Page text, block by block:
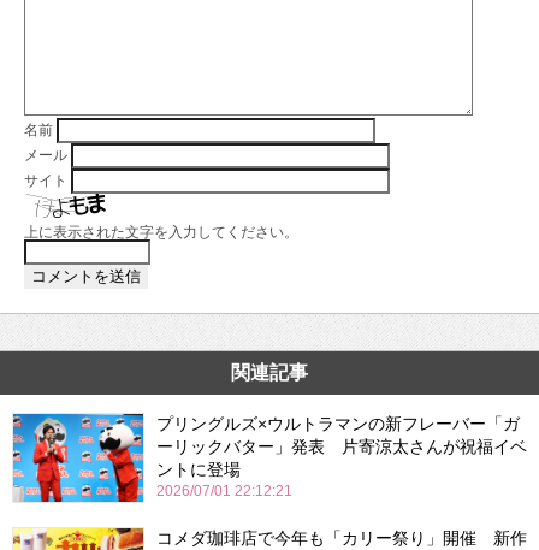
名前
メール
サイト
上に表示された文字を入力してください。
関連記事
プリングルズ×ウルトラマンの新フレーバー「ガ
ーリックバター」発表 片寄涼太さんが祝福イベ
ントに登場
2026/07/01 22:12:21
コメダ珈琲店で今年も「カリー祭り」開催 新作